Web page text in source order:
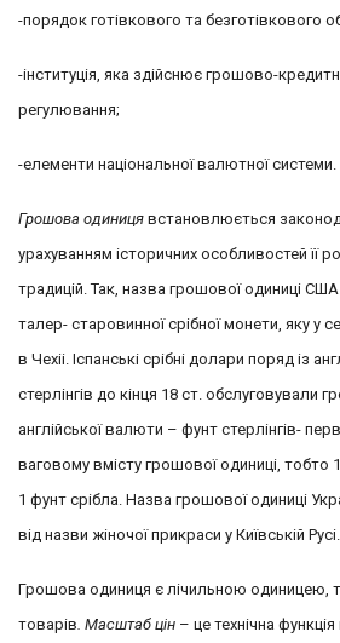
-порядок готівкового та безготівкового
-інституція, яка здійснює грошово-
регулювання;
-елементи національної валютної системи.
Грошова одиниця встановлюється
урахуванням історичних особливостей її
традицій. Так, назва грошової одиниці
талер- старовинної срібної монети, яку у
в Чехіі. Іспанські срібні долари поряд із
стерлінгів до кінця 18 ст. обслуговували
англійської валюти – фунт стерлінгів-
ваговому вмісту грошової одиниці, тобто
1 фунт срібла. Назва грошової одиниці
від назви жіночої прикраси у Київській Русі.
Грошова одиниця є лічильною одиницею,
товарів. Масштаб цін – це технічна